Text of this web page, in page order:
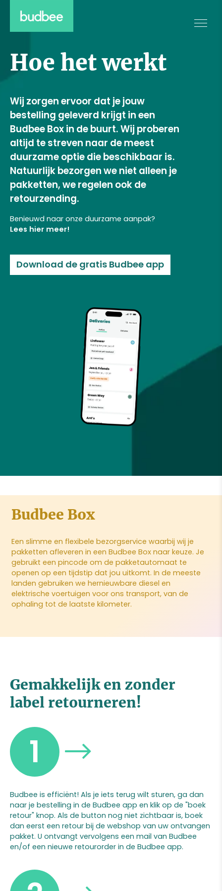
Hoe het werkt
Wij zorgen ervoor dat je jouw
bestelling geleverd krijgt in een
Budbee Box in de buurt. Wij proberen
altijd te streven naar de meest
duurzame optie die beschikbaar is.
Natuurlijk bezorgen we niet alleen je
pakketten, we regelen ook de
retourzending.
Benieuwd naar onze duurzame aanpak?
Lees hier meer!
Download de gratis Budbee app
Budbee Box
Een slimme en flexibele bezorgservice waarbij wij je
pakketten afleveren in een Budbee Box naar keuze. Je
gebruikt een pincode om de pakketautomaat te
openen op een tijdstip dat jou uitkomt. In de meeste
landen gebruiken we hernieuwbare diesel en
elektrische voertuigen voor ons transport, van de
ophaling tot de laatste kilometer.
Gemakkelijk en zonder
label retourneren!
1
Budbee is efficiënt! Als je iets terug wilt sturen, ga dan
naar je bestelling in de Budbee app en klik op de "boek
retour" knop. Als de button nog niet zichtbaar is, boek
dan eerst een retour bij de webshop van uw ontvangen
pakket. U ontvangt vervolgens een mail van Budbee
en/of een nieuwe retourorder in de Budbee app.